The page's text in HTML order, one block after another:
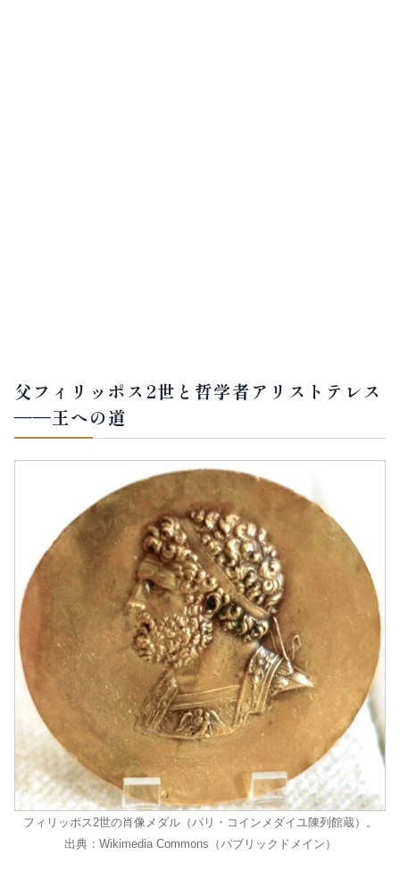
父フィリッポス2世と哲学者アリストテレス
——王への道
フィリッポス2世の肖像メダル（パリ・コインメダイユ陳列館蔵）。
出典：Wikimedia Commons（パブリックドメイン）